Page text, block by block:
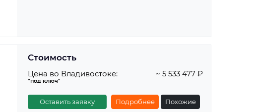
Стоимость
Цена во Владивостоке:
"под ключ"
~ 5 533 477 ₽
Оставить заявку Подробнее Похожие